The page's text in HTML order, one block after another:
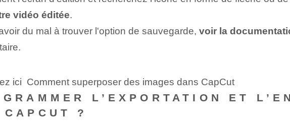
vidéo éditée.
du mal à trouver l'option de sauvegarde⁤, voir la
ici Comment superposer des images dans CapCut
L’EXPORTATION ET
?